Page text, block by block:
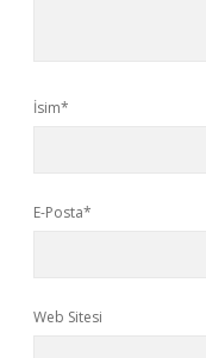
İsim*
E-Posta*
Web Sitesi